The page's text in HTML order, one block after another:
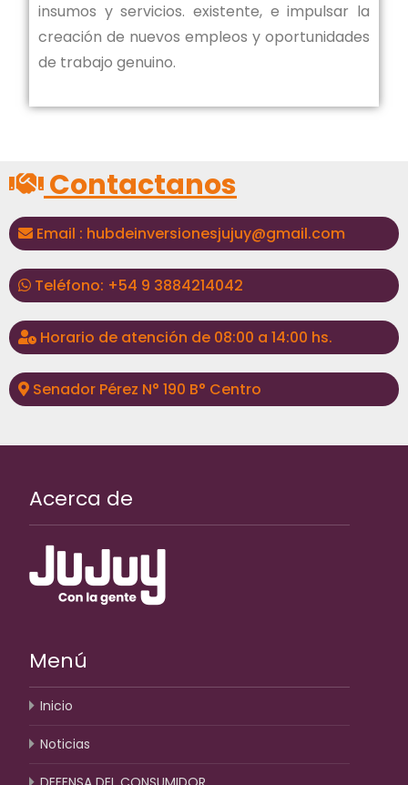
insumos y servicios. existente, e impulsar la
creación de nuevos empleos y oportunidades
de trabajo genuino.
Contactanos
Email : hubdeinversionesjujuy@gmail.com
Teléfono: +54 9 3884214042
Horario de atención de 08:00 a 14:00 hs.
Senador Pérez N° 190 B° Centro
Acerca de
Menú
Inicio
Noticias